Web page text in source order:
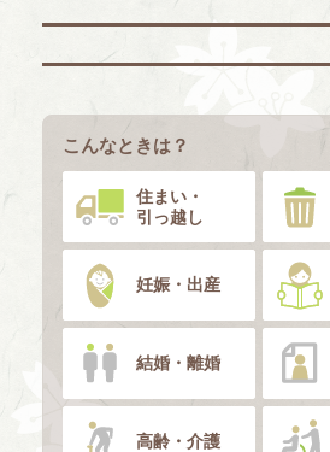
こんなときは？
住まい・
引っ越し
妊娠・出産
結婚・離婚
高齢・介護